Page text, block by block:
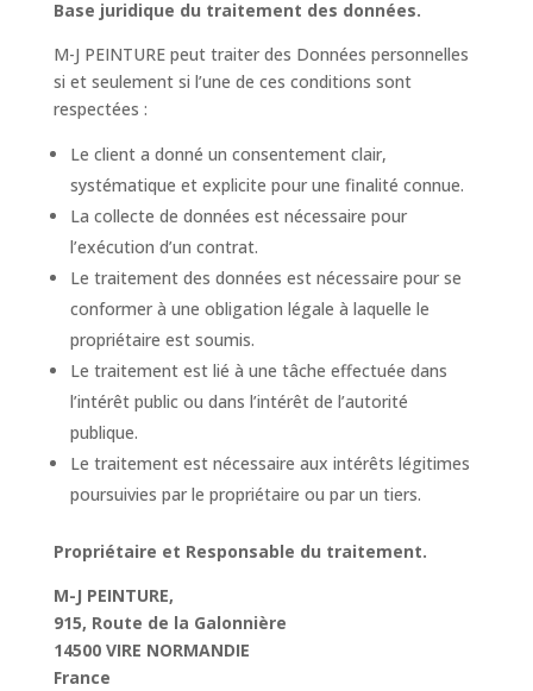
Base juridique du traitement des données.
M-J PEINTURE peut traiter des Données personnelles
si et seulement si l’une de ces conditions sont
respectées :
Le client a donné un consentement clair,
systématique et explicite pour une finalité connue.
La collecte de données est nécessaire pour
l’exécution d’un contrat.
Le traitement des données est nécessaire pour se
conformer à une obligation légale à laquelle le
propriétaire est soumis.
Le traitement est lié à une tâche effectuée dans
l’intérêt public ou dans l’intérêt de l’autorité
publique.
Le traitement est nécessaire aux intérêts légitimes
poursuivies par le propriétaire ou par un tiers.
Propriétaire et Responsable du traitement.
M-J PEINTURE,
915, Route de la Galonnière
14500 VIRE NORMANDIE
France